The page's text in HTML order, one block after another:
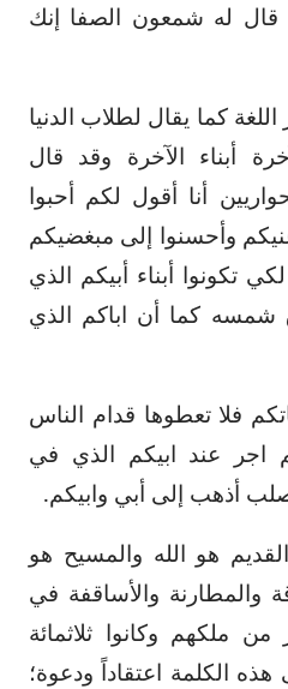
قال له شمعون الصفا إنك
كما يقال لطلاب الدنيا
أبناء الآخرة وقد قال
أنا أقول لكم أحبوا
وأحسنوا إلى مبغضيكم
تكونوا أبناء أبيكم الذي
كما أن اباكم الذي
فلا تعطوها قدام الناس
اجر عند ابيكم الذي في
أذهب إلى أبي وابيكم.
هو الله والمسيح هو
والمطارنة والأساقفة في
ملكهم وكانوا ثلاثمائة
هذه الكلمة اعتقاداً ودعوة؛